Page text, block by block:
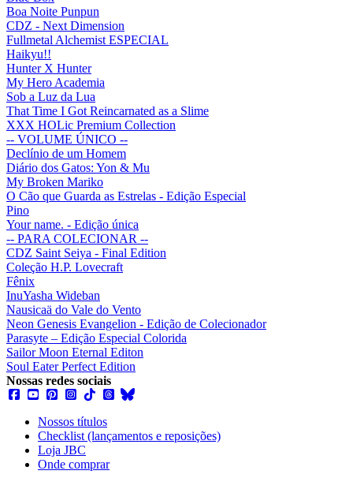
Boa Noite Punpun
CDZ - Next Dimension
Fullmetal Alchemist ESPECIAL
Haikyu!!
Hunter X Hunter
My Hero Academia
Sob a Luz da Lua
That Time I Got Reincarnated as a Slime
XXX HOLic Premium Collection
-- VOLUME ÚNICO --
Declínio de um Homem
Diário dos Gatos: Yon & Mu
My Broken Mariko
O Cão que Guarda as Estrelas - Edição Especial
Pino
Your name. - Edição única
-- PARA COLECIONAR --
CDZ Saint Seiya - Final Edition
Coleção H.P. Lovecraft
Fênix
InuYasha Wideban
Nausicaä do Vale do Vento
Neon Genesis Evangelion - Edição de Colecionador
Parasyte – Edição Especial Colorida
Sailor Moon Eternal Editon
Soul Eater Perfect Edition
Nossas redes sociais
Nossos títulos
Checklist (lançamentos e reposições)
Loja JBC
Onde comprar